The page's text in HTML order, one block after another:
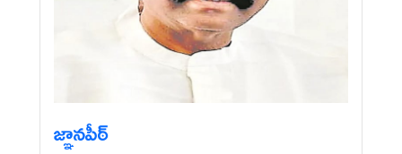
జ్ఞానపీఠ్‌